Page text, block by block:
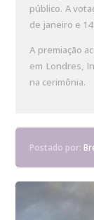
público. A
de janeiro e
A premiação
em Londres,
na cerimônia.
Postado por: